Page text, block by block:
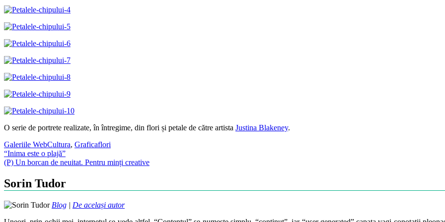
O serie de portrete realizate, în întregime, din flori și petale de către artista Justina Blakeney.
Galeriile WebCultura, Graficaflori
Post
navigation
“Inima este o plajă”
(P) Un borcan de neuitat. Pentru minți creative
Sorin Tudor
Blog | De același autor